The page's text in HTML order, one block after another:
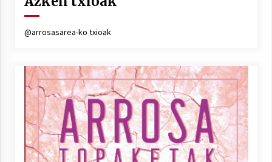
@arrosasarea-ko txioak